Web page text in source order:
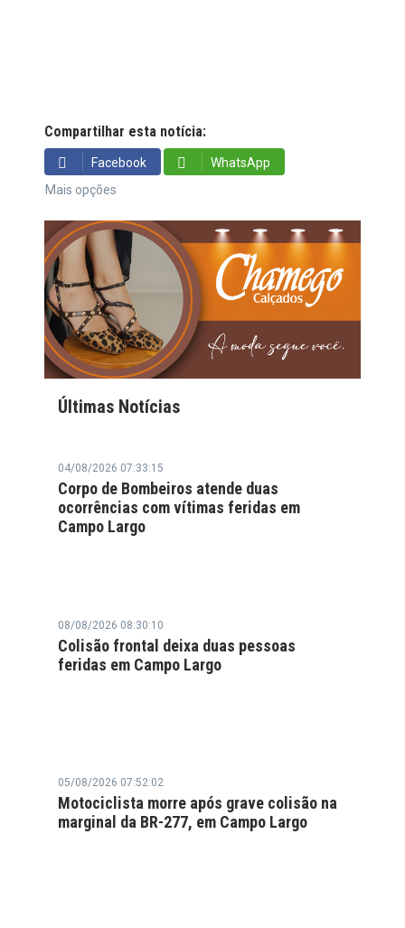
Compartilhar esta notícia:
Facebook
WhatsApp
Mais opções
Últimas Notícias
04/08/2026 07:33:15
Corpo de Bombeiros atende duas
ocorrências com vítimas feridas em
Campo Largo
08/08/2026 08:30:10
Colisão frontal deixa duas pessoas
feridas em Campo Largo
05/08/2026 07:52:02
Motociclista morre após grave colisão na
marginal da BR-277, em Campo Largo